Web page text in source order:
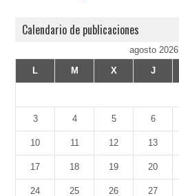
Calendario de publicaciones
agosto 2026
L
M X J
3 4 5 6
10 11 12 13
17 18 19 20
24 25 26 27